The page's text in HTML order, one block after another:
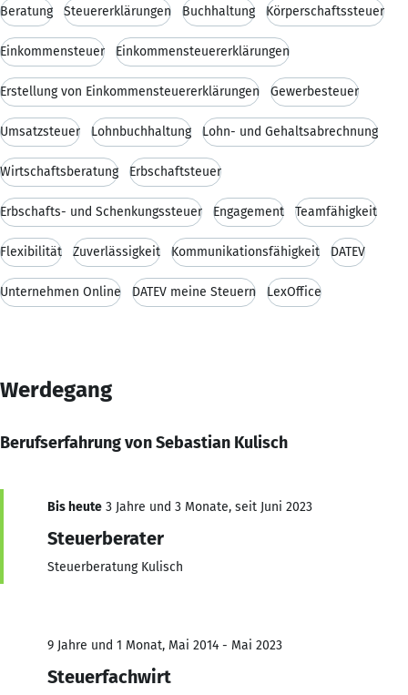
Beratung Steuererklärungen Buchhaltung Körperschaftssteuer
Einkommensteuer Einkommensteuererklärungen
Erstellung von Einkommensteuererklärungen Gewerbesteuer
Umsatzsteuer Lohnbuchhaltung Lohn- und Gehaltsabrechnung
Wirtschaftsberatung Erbschaftsteuer
Erbschafts- und Schenkungssteuer Engagement Teamfähigkeit
Flexibilität Zuverlässigkeit Kommunikationsfähigkeit DATEV
Unternehmen Online DATEV meine Steuern LexOffice
Werdegang
Berufserfahrung von Sebastian Kulisch
Bis heute 3 Jahre und 3 Monate, seit Juni 2023
Steuerberater
Steuerberatung Kulisch
9 Jahre und 1 Monat, Mai 2014 - Mai 2023
Steuerfachwirt